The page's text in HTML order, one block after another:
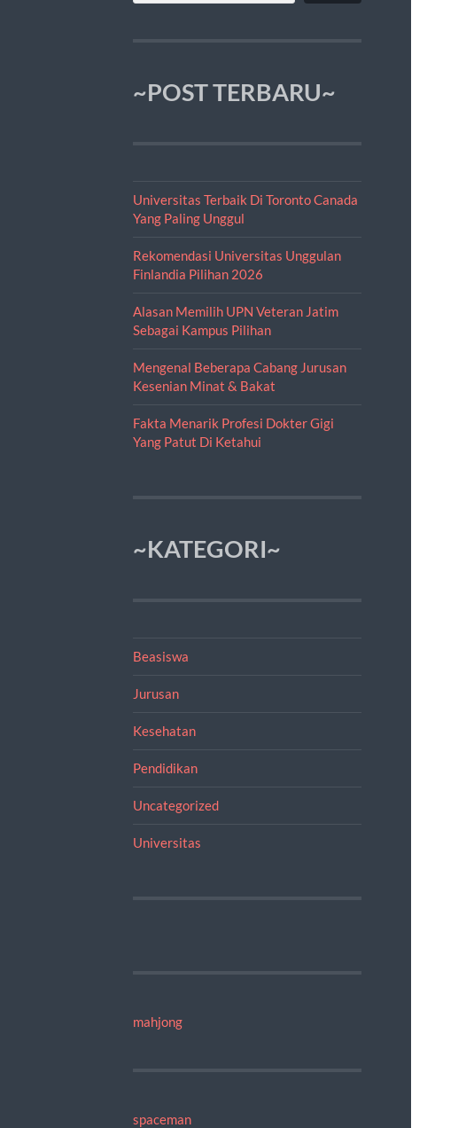
~POST TERBARU~
Universitas Terbaik Di Toronto Canada
Yang Paling Unggul
Rekomendasi Universitas Unggulan
Finlandia Pilihan 2026
Alasan Memilih UPN Veteran Jatim
Sebagai Kampus Pilihan
Mengenal Beberapa Cabang Jurusan
Kesenian Minat & Bakat
Fakta Menarik Profesi Dokter Gigi
Yang Patut Di Ketahui
~KATEGORI~
Beasiswa
Jurusan
Kesehatan
Pendidikan
Uncategorized
Universitas
mahjong
spaceman